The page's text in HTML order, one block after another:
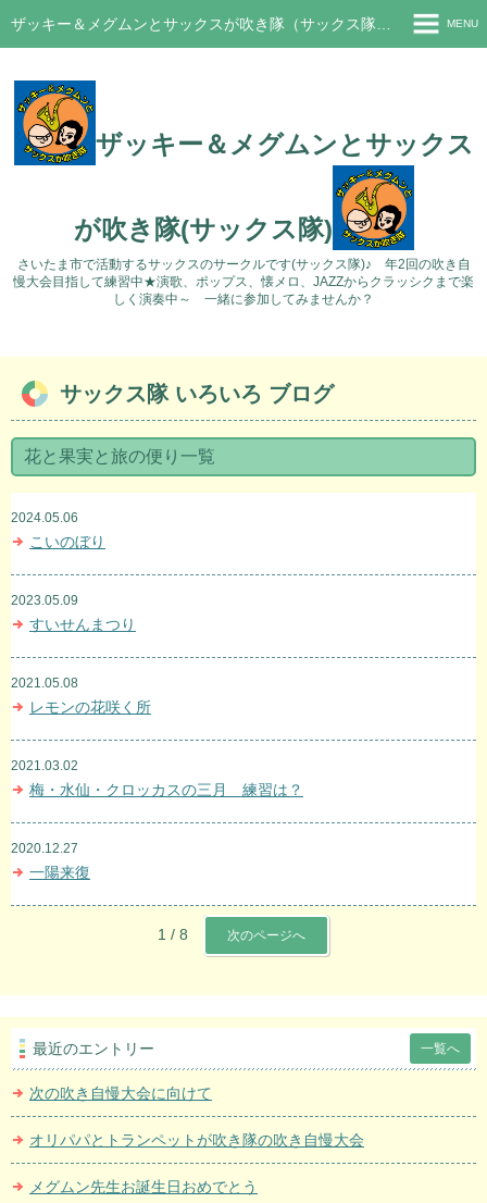
ザッキー＆メグムンとサックス
が吹き隊(サックス隊)
さいたま市で活動するサックスのサークルです(サックス隊)♪ 年2回の吹き自
慢大会目指して練習中★演歌、ポップス、懐メロ、JAZZからクラッシクまで楽
しく演奏中～ 一緒に参加してみませんか？
MENU
新着情報
ブログ
活動の様子
Q&A
サックス隊 いろいろ ブログ
花と果実と旅の便り一覧
2024.05.06
こいのぼり
2023.05.09
すいせんまつり
2021.05.08
レモンの花咲く所
2021.03.02
梅・水仙・クロッカスの三月 練習は？
2020.12.27
一陽来復
1 / 8 次のページへ
最近のエントリー 一覧へ
次の吹き自慢大会に向けて
オリパパとトランペットが吹き隊の吹き自慢大会
メグムン先生お誕生日おめでとう